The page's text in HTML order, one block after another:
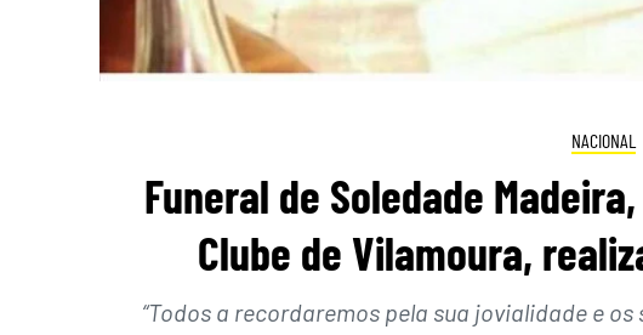
NACIONAL
Funeral de Soledade
Clube de Vilamoura,
“Todos a recordaremos pela sua jovialidade e